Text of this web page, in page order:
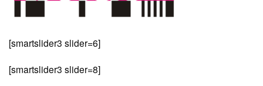
[smartslider3 slider=6]
[smartslider3 slider=8]